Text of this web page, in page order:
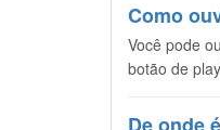
Como
Você pode
botão de